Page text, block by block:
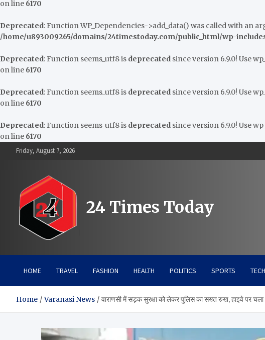
on line 6170
Deprecated: Function WP_Dependencies->add_data() was called with an
/home/u893009265/domains/24timestoday.com/public_html/wp-
Deprecated: Function seems_utf8 is deprecated since version 6.9.0! Use
on line 6170
Deprecated: Function seems_utf8 is deprecated since version 6.9.0! Use
on line 6170
Deprecated: Function seems_utf8 is deprecated since version 6.9.0! Use
on line 6170
Friday, August 7, 2026
24 Times Today
HOME TRAVEL FASHION HEALTH POLITICS SPORTS
Home Varanasi News वाराणसी में सड़क सुरक्षा को लेकर पुलिस का सख्त रुख, हाइवे पर चला